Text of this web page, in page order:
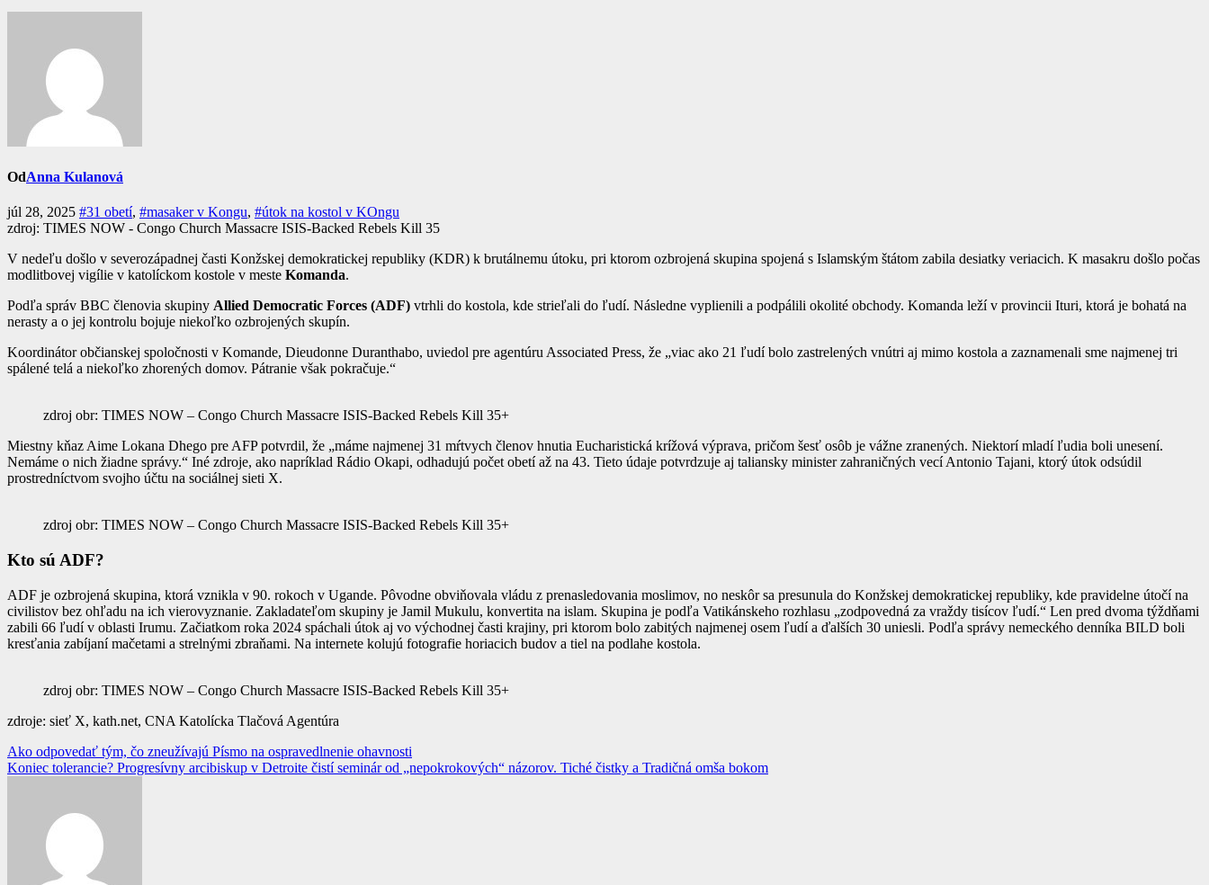
OdAnna Kulanová
júl 28, 2025 #31 obetí, #masaker v Kongu, #útok na kostol v KOngu
zdroj: TIMES NOW - Congo Church Massacre ISIS-Backed Rebels Kill 35
V nedeľu došlo v severozápadnej časti Konžskej demokratickej republiky (KDR) k brutálnemu útoku, pri ktorom ozbrojená skupina spojená s Islamským štátom zabila desiatky veriacich. K masakru došlo počas
modlitbovej vigílie v katolíckom kostole v meste Komanda.
Podľa správ BBC členovia skupiny Allied Democratic Forces (ADF) vtrhli do kostola, kde strieľali do ľudí. Následne vyplienili a podpálili okolité obchody. Komanda leží v provincii Ituri, ktorá je bohatá na
nerasty a o jej kontrolu bojuje niekoľko ozbrojených skupín.
Koordinátor občianskej spoločnosti v Komande, Dieudonne Duranthabo, uviedol pre agentúru Associated Press, že „viac ako 21 ľudí bolo zastrelených vnútri aj mimo kostola a zaznamenali sme najmenej tri
spálené telá a niekoľko zhorených domov. Pátranie však pokračuje.“
zdroj obr: TIMES NOW – Congo Church Massacre ISIS-Backed Rebels Kill 35+
Miestny kňaz Aime Lokana Dhego pre AFP potvrdil, že „máme najmenej 31 mŕtvych členov hnutia Eucharistická krížová výprava, pričom šesť osôb je vážne zranených. Niektorí mladí ľudia boli unesení.
Nemáme o nich žiadne správy.“ Iné zdroje, ako napríklad Rádio Okapi, odhadujú počet obetí až na 43. Tieto údaje potvrdzuje aj taliansky minister zahraničných vecí Antonio Tajani, ktorý útok odsúdil
prostredníctvom svojho účtu na sociálnej sieti X.
zdroj obr: TIMES NOW – Congo Church Massacre ISIS-Backed Rebels Kill 35+
Kto sú ADF?
ADF je ozbrojená skupina, ktorá vznikla v 90. rokoch v Ugande. Pôvodne obviňovala vládu z prenasledovania moslimov, no neskôr sa presunula do Konžskej demokratickej republiky, kde pravidelne útočí na
civilistov bez ohľadu na ich vierovyznanie. Zakladateľom skupiny je Jamil Mukulu, konvertita na islam. Skupina je podľa Vatikánskeho rozhlasu „zodpovedná za vraždy tisícov ľudí.“ Len pred dvoma týždňami
zabili 66 ľudí v oblasti Irumu. Začiatkom roka 2024 spáchali útok aj vo východnej časti krajiny, pri ktorom bolo zabitých najmenej osem ľudí a ďalších 30 uniesli. Podľa správy nemeckého denníka BILD boli
kresťania zabíjaní mačetami a strelnými zbraňami. Na internete kolujú fotografie horiacich budov a tiel na podlahe kostola.
zdroj obr: TIMES NOW – Congo Church Massacre ISIS-Backed Rebels Kill 35+
zdroje: sieť X, kath.net, CNA Katolícka Tlačová Agentúra
Navigácia
v
Ako odpovedať tým, čo zneužívajú Písmo na ospravedlnenie ohavnosti
Koniec tolerancie? Progresívny arcibiskup v Detroite čistí seminár od „nepokrokových“ názorov. Tiché čistky a Tradičná omša bokom